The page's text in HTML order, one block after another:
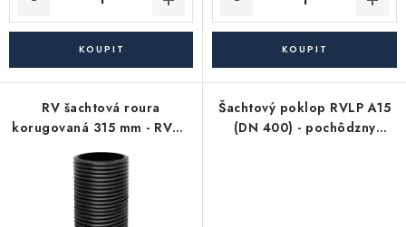
Akce, Slevy
Kontakty Poštovné a doprava
Obchodní podmínky
Pravidla ochrany osobních údajů (GDPR)
Obchodní podmínky půjčovny nářadí
RV šachtová roura
korugovaná 315 mm - RVT -
délka 2000 mm (vlnovec)
Šachtový poklop RVLP A15
(DN 400) - pochôdzny